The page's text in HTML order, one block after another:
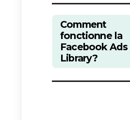
Facebook Ads
entreprises
qui fonctionne